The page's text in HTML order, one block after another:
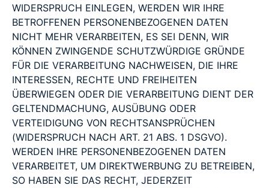
WIDERSPRUCH EINLEGEN, WERDEN WIR IHRE
BETROFFENEN PERSONENBEZOGENEN DATEN
NICHT MEHR VERARBEITEN, ES SEI DENN, WIR
KÖNNEN ZWINGENDE SCHUTZWÜRDIGE GRÜNDE
FÜR DIE VERARBEITUNG NACHWEISEN, DIE IHRE
INTERESSEN, RECHTE UND FREIHEITEN
ÜBERWIEGEN ODER DIE VERARBEITUNG DIENT DER
GELTENDMACHUNG, AUSÜBUNG ODER
VERTEIDIGUNG VON RECHTSANSPRÜCHEN
(WIDERSPRUCH NACH ART. 21 ABS. 1 DSGVO).
WERDEN IHRE PERSONENBEZOGENEN DATEN
VERARBEITET, UM DIREKTWERBUNG ZU BETREIBEN,
SO HABEN SIE DAS RECHT, JEDERZEIT